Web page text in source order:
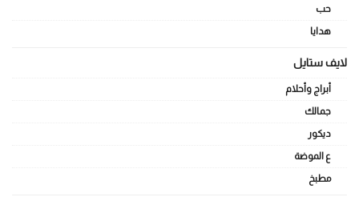
حب
هدايا
لايف ستايل
أبراج وأحلام
جمالك
ديكور
ع الموضة
مطبخ